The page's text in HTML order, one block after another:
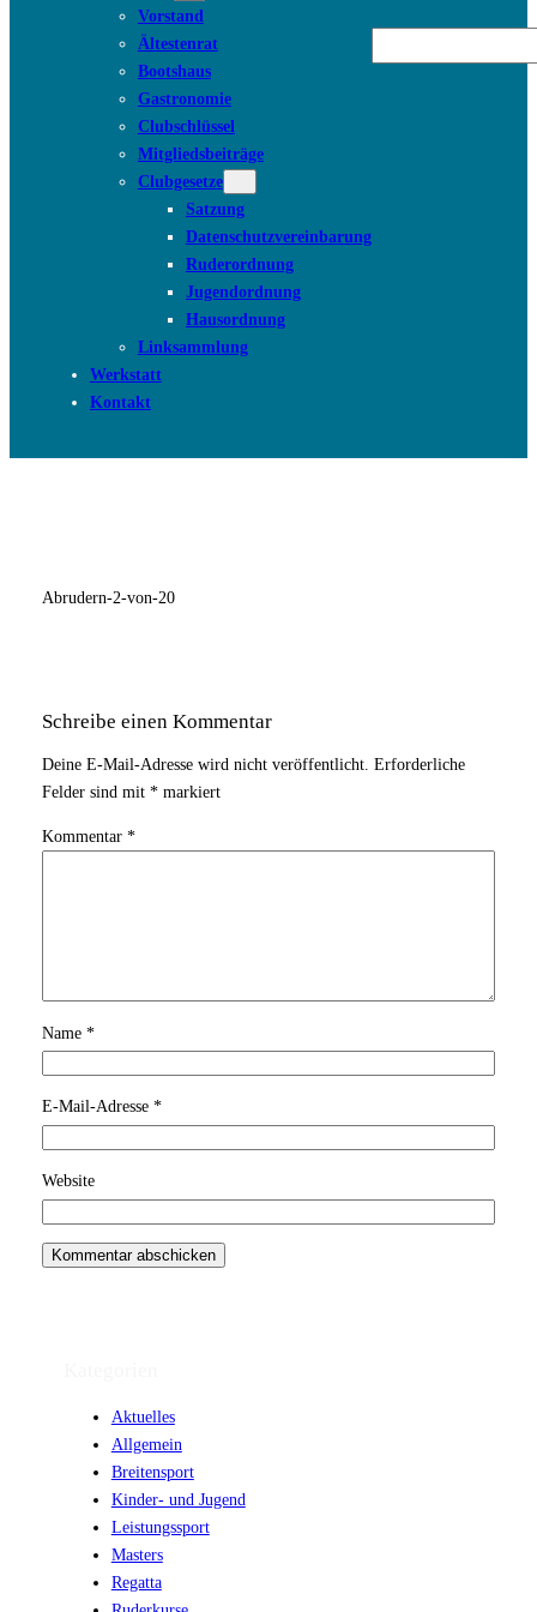
Vorstand
Ältestenrat
Bootshaus
Gastronomie
Clubschlüssel
Mitgliedsbeiträge
Clubgesetze
Satzung
Datenschutzvereinbarung
Ruderordnung
Jugendordnung
Hausordnung
Linksammlung
Werkstatt
Kontakt
Abrudern-2-von-20
Schreibe einen Kommentar
Deine E-Mail-Adresse wird nicht veröffentlicht. Erforderliche
Felder sind mit *markiert
Kommentar *
Name *
E-Mail-Adresse *
Website
Aktuelles
Allgemein
Breitensport
Kinder- und Jugend
Leistungssport
Masters
Regatta